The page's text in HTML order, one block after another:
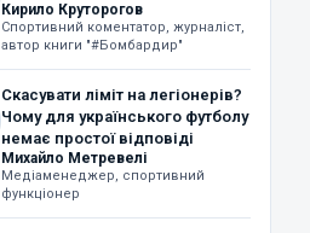
Кирило Круторогов
Спортивний коментатор, журналіст,
автор книги "#Бомбардир"
Скасувати ліміт на легіонерів?
Чому для українського футболу
немає простої відповіді
Михайло Метревелі
Медіаменеджер, спортивний
функціонер